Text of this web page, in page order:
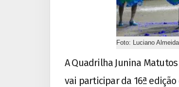
Foto: Luciano Almeida
A Quadrilha Junina
vai participar da 16ª